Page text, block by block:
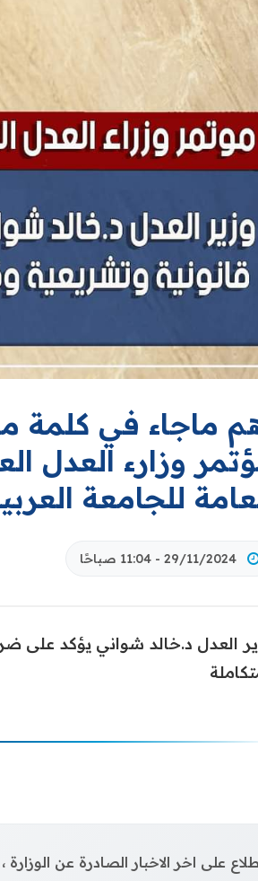
ماجاء في كلمة
وزارء العدل
للجامعة
29/11/2024 - 11:04 صباحًا
العدل د.خالد شواني يؤكد على
على اخر الاخبار الصادرة عن